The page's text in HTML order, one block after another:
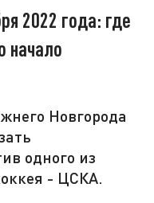
2022 года: где
начало
Новгорода
одного из
- ЦСКА.